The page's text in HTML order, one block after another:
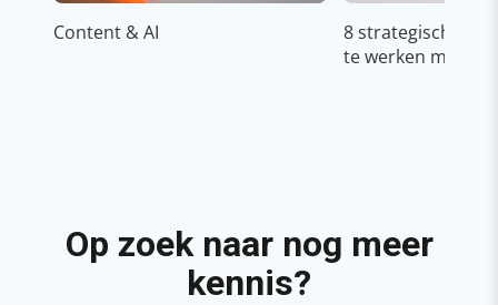
Content & AI
8 strategische
te werken met
Op zoek naar nog meer
kennis?